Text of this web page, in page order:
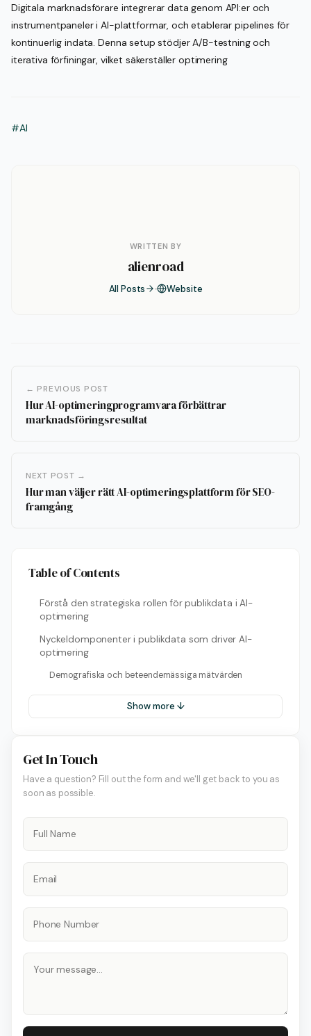
Digitala marknadsförare integrerar data genom API:er och
instrumentpaneler i AI-plattformar, och etablerar pipelines för
kontinuerlig indata. Denna setup stödjer A/B-testning och
iterativa förfiningar, vilket säkerställer optimering
#AI
WRITTEN BY
alienroad
All Posts Website
← PREVIOUS POST
Hur AI-optimeringprogramvara förbättrar
marknadsföringsresultat
NEXT POST →
Hur man väljer rätt AI-optimeringsplattform för SEO-
framgång
Table of Contents
Förstå den strategiska rollen för publikdata i AI-
optimering
Nyckeldomponenter i publikdata som driver AI-
optimering
Demografiska och beteendemässiga mätvärden
Show more ↓
Get In Touch
Have a question? Fill out the form and we'll get back to you as
soon as possible.